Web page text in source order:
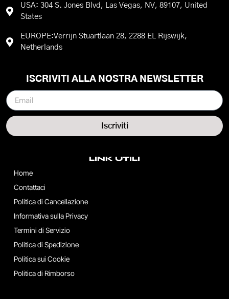
USA: 304 S. Jones Blvd, Las Vegas, NV, 89107, United
States
EUROPE:Verrijn Stuartlaan 28, 2288 EL Rijswijk,
Netherlands
LINK UTILI
Home
Contattaci
Politica di Cancellazione
Informativa sulla Privacy
Termini di Servizio
Politica di Spedizione
Politica sui Cookie
Politica di Rimborso
ISCRIVITI ALLA NOSTRA NEWSLETTER
Iscriviti